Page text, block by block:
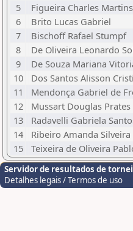
5
Figueira Charles Martins
6
Brito Lucas Gabriel
7
Bischoff Rafael Stumpf
8
De Oliveira Leonardo
9
De Souza Mariana
10
Dos Santos Alisson
11
Mendonça Gabriel de
12
Mussart Douglas Prates
13
Radavelli Gabriela
14
Ribeiro Amanda Silveira
15
Teixeira de Oliveira
Servidor de resultados de
Detalhes legais / Termos de uso